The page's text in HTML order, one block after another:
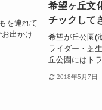
を連れて
出かけ
希望ヶ丘文
チックして
希望が丘公園(
ライダー・芝
丘公園にはト
2018年5月7日